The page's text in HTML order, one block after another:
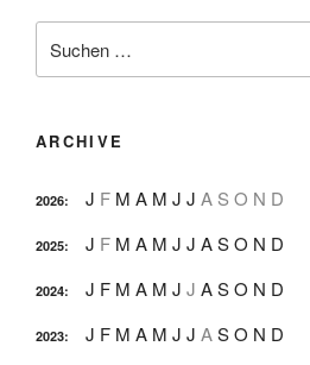
nach:
ARCHIVE
2026: J F M A M J J A S O N D
2025: J F M A M J J ASO N D
2024: J F M A M J J ASO N D
2023: J F M A M J J ASO N D